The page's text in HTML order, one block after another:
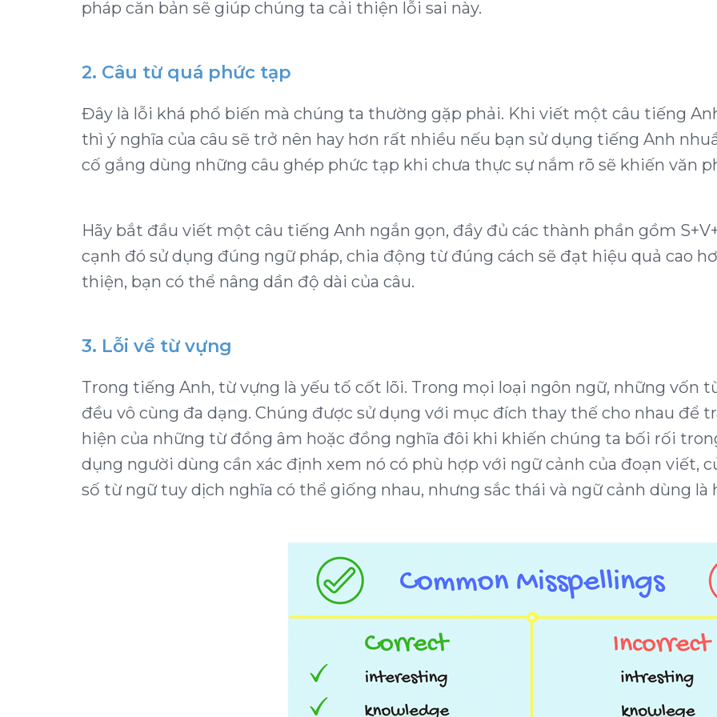
pháp căn bản sẽ giúp chúng ta cải thiện lỗi sai này.
2. Câu từ quá phức tạp
Đây là lỗi khá phổ biến mà chúng ta thường gặp phải. Khi viết một câu tiếng
thì ý nghĩa của câu sẽ trở nên hay hơn rất nhiều nếu bạn sử dụng tiếng Anh
cố gắng dùng những câu ghép phức tạp khi chưa thực sự nắm rõ sẽ khiến văn
Hãy bắt đầu viết một câu tiếng Anh ngắn gọn, đầy đủ các thành phần gồm
cạnh đó sử dụng đúng ngữ pháp, chia động từ đúng cách sẽ đạt hiệu quả cao
thiện, bạn có thể nâng dần độ dài của câu.
3. Lỗi về từ vựng
Trong tiếng Anh, từ vựng là yếu tố cốt lõi. Trong mọi loại ngôn ngữ, những vốn
đều vô cùng đa dạng. Chúng được sử dụng với mục đích thay thế cho nhau để
hiện của những từ đồng âm hoặc đồng nghĩa đôi khi khiến chúng ta bối rối
dụng người dùng cần xác định xem nó có phù hợp với ngữ cảnh của đoạn viết,
số từ ngữ tuy dịch nghĩa có thể giống nhau, nhưng sắc thái và ngữ cảnh dùng là